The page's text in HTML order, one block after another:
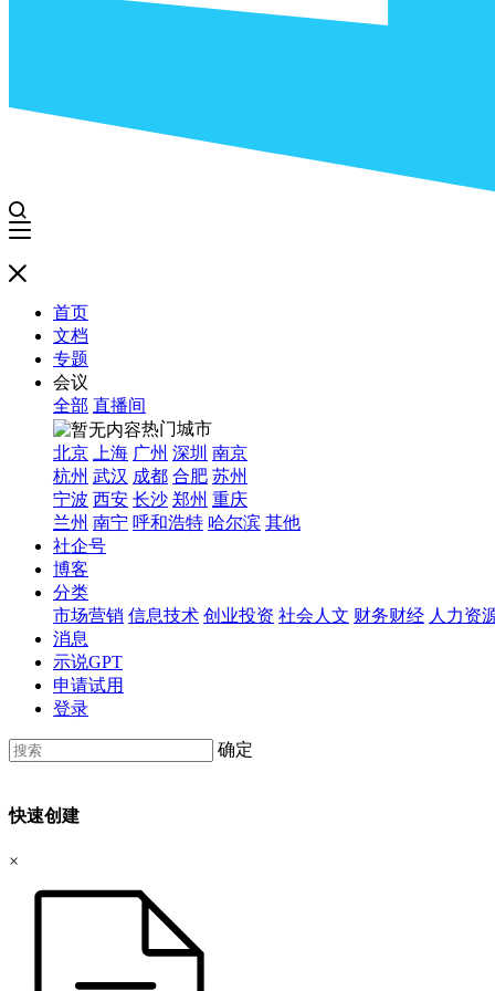
首页
文档
专题
会议
全部 直播间
热门城市
北京
上海 广州 深圳 南京
杭州 武汉 成都 合肥 苏州
宁波 西安 长沙 郑州 重庆
兰州 南宁 呼和浩特 哈尔滨 其他
社企号
博客
分类
市场营销 信息技术 创业投资 社会人文 财务财经 人力资
消息
示说GPT
申请试用
登录
确定
快速创建
×